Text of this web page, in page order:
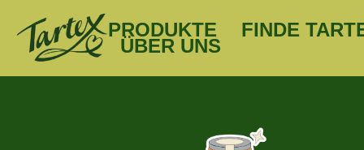
PRODUKTE FINDE
ÜBER UNS